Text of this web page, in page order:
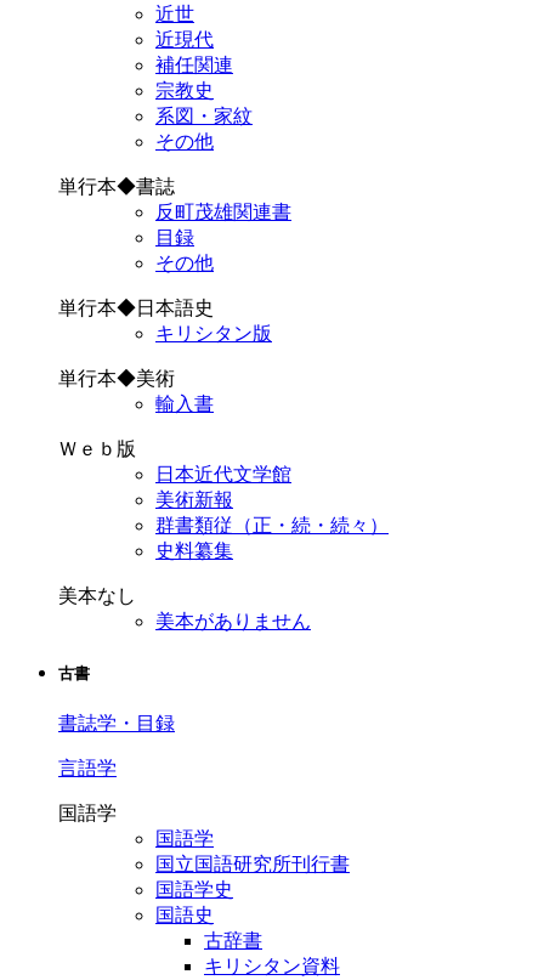
近世
近現代
補任関連
宗教史
系図・家紋
その他
単行本◆書誌
反町茂雄関連書
目録
その他
単行本◆日本語史
キリシタン版
単行本◆美術
輸入書
Ｗｅｂ版
日本近代文学館
美術新報
群書類従（正・続・続々）
史料纂集
美本なし
美本がありません
古書
書誌学・目録
言語学
国語学
国語学
国立国語研究所刊行書
国語学史
国語史
古辞書
キリシタン資料